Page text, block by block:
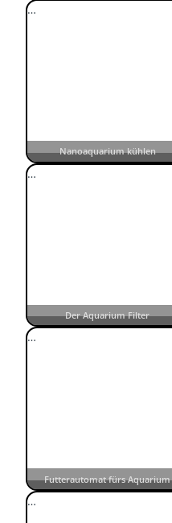
Nanoaquarium kühlen
…
Der Aquarium Filter
…
Futterautomat fürs Aquarium
…
…